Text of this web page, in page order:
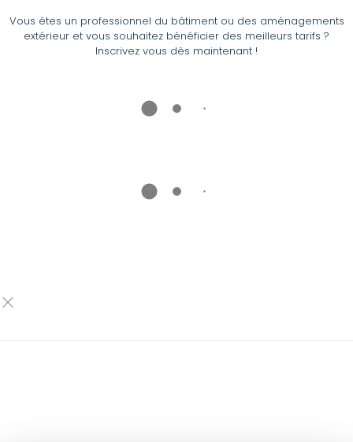
Vous êtes un professionnel du bâtiment ou des aménagements
extérieur et vous souhaitez bénéficier des meilleurs tarifs ?
Inscrivez vous dès maintenant !